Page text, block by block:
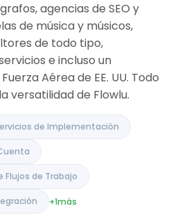
agencias de SEO y
de música y músicos,
de todo tipo,
e incluso un
Aérea de EE. UU. Todo
versatilidad de Flowlu.
de Implementación
de Trabajo
+1más